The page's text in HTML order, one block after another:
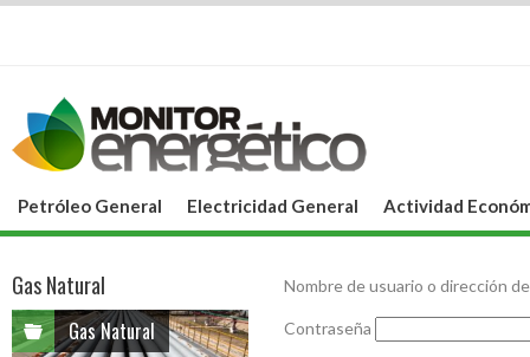
Petróleo General Electricidad General Actividad
Nombre de usuario o dirección
Contraseña
Gas Natural
Gas Natural